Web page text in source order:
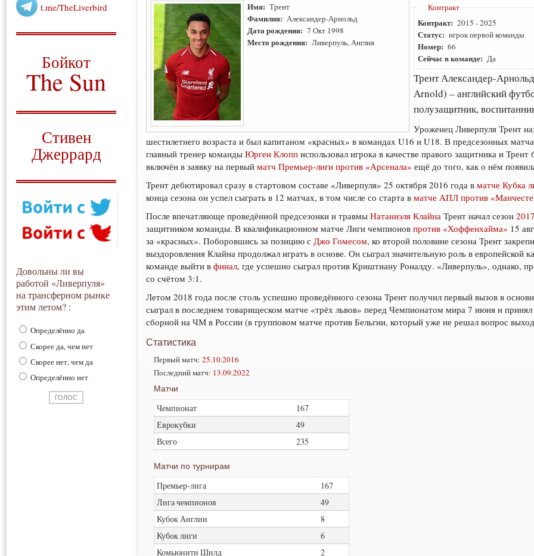
t.me/TheLiverbird
Бойкот
The Sun
Стивен
Джеррард
Довольны ли вы
работой «Ливерпуля»
на трансферном рынке
этим летом? :
Определённо да
Скорее да, чем нет
Скорее нет, чем да
Определённо нет
Имя: Трент
Фамилия: Александер-Арнольд
Дата рождения: 7 Окт 1998
Место рождения: Ливерпуль, Англия
Контракт
Контракт: 2015 -2025
Статус: игрок первой команды
Номер: 66
Сейчас в команде: Да
Трент Александер-
Arnold) – английский
полузащитник,
Уроженец Ливерпуля Трент
шестилетнего возраста и был капитаном «красных» в командах U16 и U18. В предсезонных
главный тренер командыЮрген Клопп использовал игрока в качестве правого защитника и
включён в заявку на первыйматч Премьер-лиги против «Арсенала» ещё до того, как о нём
Трент дебютировал сразу в стартовом составе «Ливерпуля» 25 октября 2016 года вматче Кубка
конца сезона он успел сыграть в 12 матчах, в том числе со старта вматче АПЛ против
После впечатляюще проведённой предсезонки и травмыНатаниэля Клайна Трент начал сезон
защитником команды. В квалификационном матче Лиги чемпионовпротив «Хоффенхайма» 15
за «красных». Поборовшись за позицию сДжо Гомесом, ко второй половине сезона Трент
выздоровления Клайна продолжал играть в основе. Он сыграл значительную роль в европейской
команде выйти вфинал, где успешно сыграл против Криштиану Роналду. «Ливерпуль», однако,
со счётом 3:1.
Летом 2018 года после столь успешно проведённого сезона Трент получил первый вызов в
сыграл в последнем товарищеском матче «трёх львов» перед Чемпионатом мира 7 июня и
сборной на ЧМ в России (в групповом матче против Бельгии, который уже не решал вопрос
Статистика
Первый матч: 25.10.2016
Последний матч: 13.09.2022
Матчи
Чемпионат
167
Еврокубки
49
Всего
235
Матчи по турнирам
Премьер-лига
167
Лига чемпионов
49
Кубок Англии
8
Кубок лиги
6
Комьюнити Шилд
2